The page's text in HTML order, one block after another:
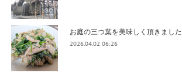
お庭の三つ葉を美味しく頂きました
2026.04.02 06:26